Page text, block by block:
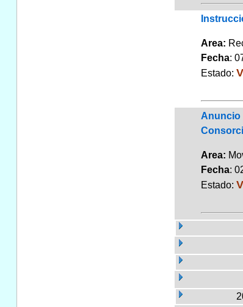
Area:
Fecha:
Estado:
Area:
Fecha:
Estado: